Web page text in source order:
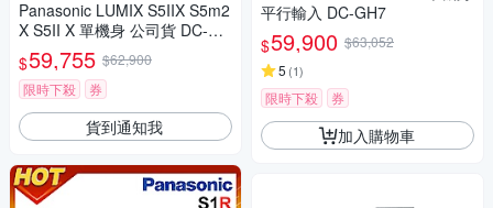
Panasonic LUMIX S5IIX S5m2
X S5II X 單機身 公司貨 DC-S5
M2X
$59,755 $62,900
限時下殺
券
貨到通知我
平行輸入 DC-GH7
$59,900 $63,052
5 (1)
限時下殺 券
加入購物車